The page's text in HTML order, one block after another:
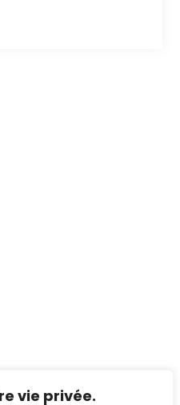
vie privée.